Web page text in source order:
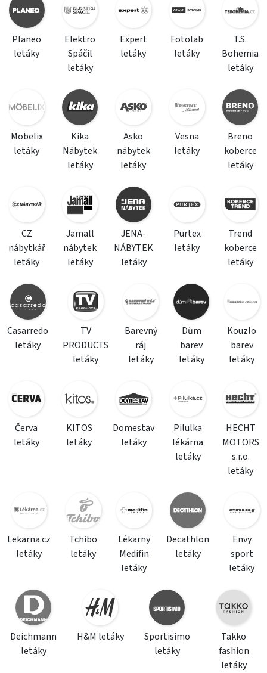
Planeo
letáky
Elektro
Spáčil
letáky
Expert
letáky
Fotolab
letáky
T.S.
Bohemia
letáky
Mobelix
letáky
Kika
Nábytek
letáky
Asko
nábytek
letáky
Vesna
letáky
Breno
koberce
letáky
CZ
nábytkář
letáky
Jamall
nábytek
letáky
JENA-
NÁBYTEK
letáky
Purtex
letáky
Trend
koberce
letáky
Casarredo
letáky
TV
PRODUCTS
letáky
Barevný
ráj
letáky
Dům
barev
letáky
Kouzlo
barev
letáky
Červa
letáky
KITOS
letáky
Domestav
letáky
Pilulka
lékárna
letáky
HECHT
MOTORS
s.r.o.
letáky
Lekarna.cz
letáky
Tchibo
letáky
Lékarny
Medifin
letáky
Decathlon
letáky
Envy
sport
letáky
Deichmann
letáky
H&M letáky
Sportisimo
letáky
Takko
fashion
letáky